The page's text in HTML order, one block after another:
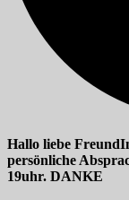
Hallo liebe
persönliche
19uhr. DANKE